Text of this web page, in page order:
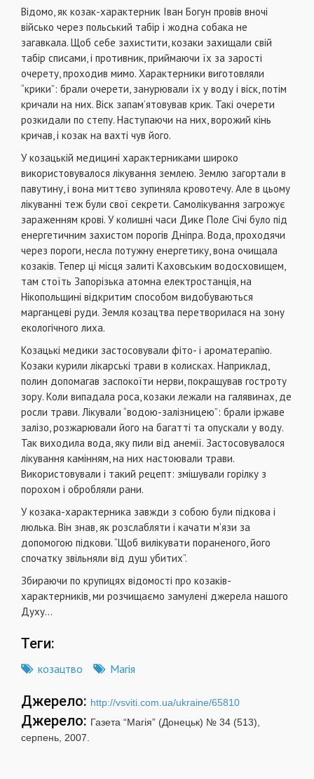
Відомо, як козак-характерник Іван Богун провів вночі
військо через польський табір і жодна собака не
загавкала. Щоб себе захистити, козаки захищали свій
табір списами, і противник, приймаючи їх за зарості
очерету, проходив мимо. Характерники виготовляли
“крики”: брали очерети, занурювали їх у воду і віск, потім
кричали на них. Віск запам’ятовував крик. Такі очерети
розкидали по степу. Наступаючи на них, ворожий кінь
кричав, і козак на вахті чув його.
У козацькій медицині характерниками широко
використовувалося лікування землею. Землю загортали в
павутину, і вона миттєво зупиняла кровотечу. Але в цьому
лікуванні теж були свої секрети. Самолікування загрожує
зараженням крові. У колишні часи Дике Поле Січі було під
енергетичним захистом порогів Дніпра. Вода, проходячи
через пороги, несла потужну енергетику, вона очищала
козаків. Тепер ці місця залиті Каховським водосховищем,
там стоїть Запорізька атомна електростанція, на
Нікопольщині відкритим способом видобуваються
марганцеві руди. Земля козацтва перетворилася на зону
екологічного лиха.
Козацькі медики застосовували фіто- і ароматерапію.
Козаки курили лікарські трави в колисках. Наприклад,
полин допомагав заспокоїти нерви, покращував гостроту
зору. Коли випадала роса, козаки лежали на галявинах, де
росли трави. Лікували “водою-залізницею”: брали іржаве
залізо, розжарювали його на багатті та опускали у воду.
Так виходила вода, яку пили від анемії. Застосовувалося
лікування камінням, на них настоювали трави.
Використовували і такий рецепт: змішували горілку з
порохом і обробляли рани.
У козака-характерника завжди з собою були підкова і
люлька. Він знав, як розслабляти і качати м’язи за
допомогою підкови. “Щоб вилікувати пораненого, його
спочатку звільняли від душ убитих”.
Збираючи по крупицях відомості про козаків-
характерників, ми розчищаємо замулені джерела нашого
Духу…
Теги:
козацтво Магія
Джерело: http://vsviti.com.ua/ukraine/65810
Джерело: Газета “Магія” (Донецьк) № 34 (513),
серпень, 2007.